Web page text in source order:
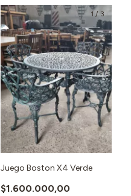
1 / 3
Juego Boston X4 Verde
$1.600.000,00